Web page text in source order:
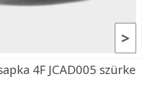
>
4F JCAD005 szürke